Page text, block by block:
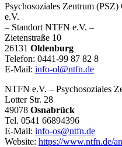
Psychosoziales Zentrum
e.V.
– Standort NTFN e.V. –
Zietenstraße 10
26131 Oldenburg
Telefon: 0441-99 87 82 8
E-Mail: info-ol@ntfn.de
NTFN e.V. – Psychosoziales
Lotter Str. 28
49078 Osnabrück
Tel. 0541 66894396
E-Mail: info-os@ntfn.de
Website: https://www.ntfn.de/